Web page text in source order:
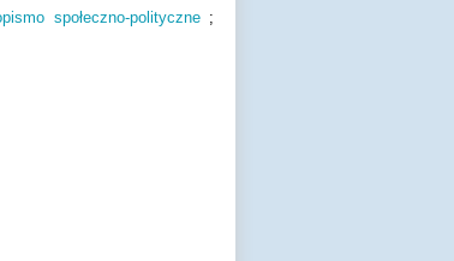
społeczno-polityczne;